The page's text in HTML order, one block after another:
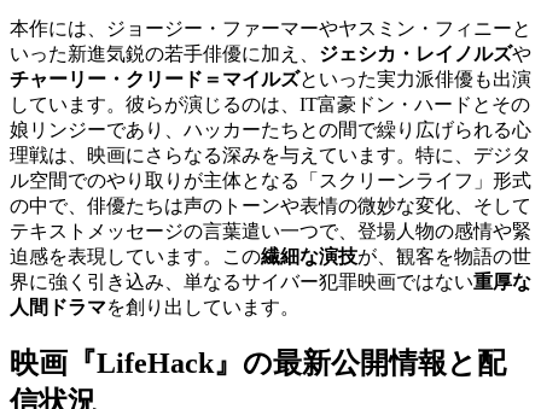
本作には、ジョージー・ファーマーやヤスミン・フィニーと
いった新進気鋭の若手俳優に加え、 ジェシカ・レイノルズや
チャーリー・クリード＝マイルズといった実力派俳優も出演
しています。彼らが演じるのは、IT富豪ドン・ハードとその
娘リンジーであり、ハッカーたちとの間で繰り広げられる心
理戦は、映画にさらなる深みを与えています。特に、デジタ
ル空間でのやり取りが主体となる「スクリーンライフ」形式
の中で、俳優たちは声のトーンや表情の微妙な変化、そして
テキストメッセージの言葉遣い一つで、登場人物の感情や緊
迫感を表現しています。この繊細な演技が、観客を物語の世
界に強く引き込み、単なるサイバー犯罪映画ではない重厚な
人間ドラマを創り出しています。
映画『LifeHack』の最新公開情報と配
信状況